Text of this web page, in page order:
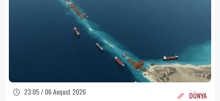
23:05 / 06 Avqust 2026 DÜNYA